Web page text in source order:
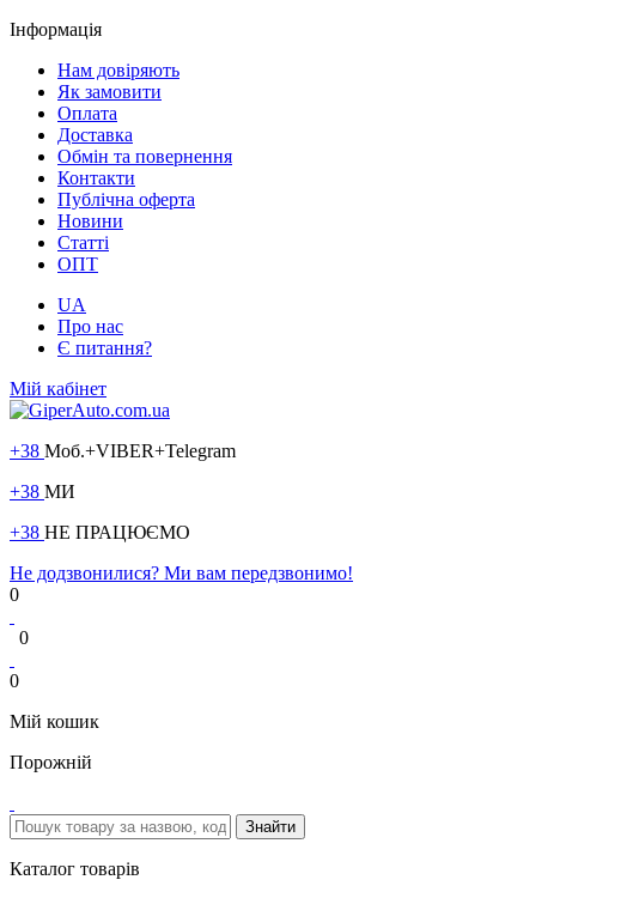
Інформація
Нам довіряють
Як замовити
Оплата
Доставка
Обмін та повернення
Контакти
Публічна оферта
Новини
Статті
ОПТ
UA
Про нас
Є питання?
Мій кабінет
+38 Моб.+VIBER+Telegram
+38 МИ
+38 НЕ ПРАЦЮЄМО
Не додзвонилися? Ми вам передзвонимо!
0
0
0
Мій кошик
Порожній
Каталог товарів